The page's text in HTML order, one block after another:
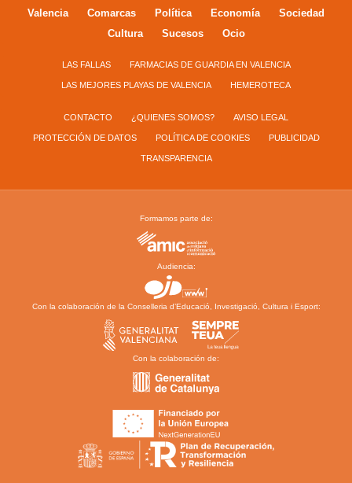
Valencia Comarcas Política Economía
Sociedad
Cultura
Sucesos Ocio
LAS FALLAS FARMACIAS DE GUARDIA EN VALENCIA
LAS MEJORES PLAYAS DE VALENCIA HEMEROTECA
CONTACTO ¿QUIENES SOMOS? AVISO LEGAL
PROTECCIÓN DE DATOS POLÍTICA DE COOKIES PUBLICIDAD
TRANSPARENCIA
Formamos parte de:
Audiencia:
Con la colaboración de la Conselleria d’Educació, Investigació, Cultura i Esport:
Con la colaboración de: